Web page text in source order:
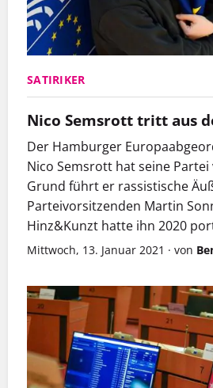
SATIRIKER
Nico Semsrott tritt aus
Der Hamburger
Nico Semsrott hat seine Partei
Grund führt er rassistische
Parteivorsitzenden Martin
Hinz&Kunzt hatte ihn 2020
Mittwoch, 13. Januar 2021 · von